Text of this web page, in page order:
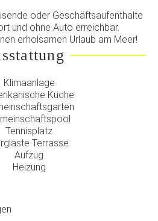
oder Geschäftsaufenthalte
und ohne Auto erreichbar.
erholsamen Urlaub am Meer!
Klimaanlage
Küche
Tennisplatz
Terrasse
Aufzug
Heizung